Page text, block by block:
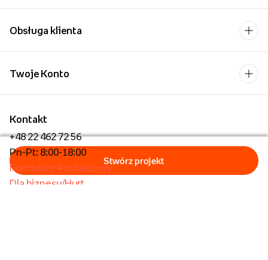
Kontakt
+48 22 462 72 56
Pn-Pt: 8:00-18:00
Formularz kontaktowy